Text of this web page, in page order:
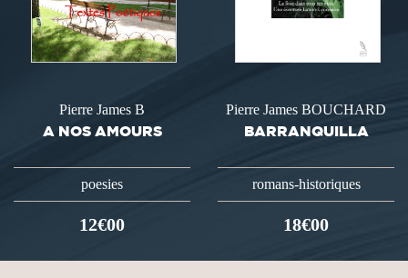
Pierre James B
A NOS AMOURS
poesies
12€00
Pierre James BOUCHARD
BARRANQUILLA
romans-historiques
18€00